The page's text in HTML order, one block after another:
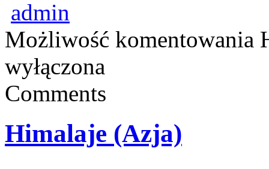
admin
Możliwość komentowania
wyłączona
Comments
Himalaje (Azja)